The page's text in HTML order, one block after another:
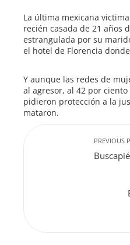
La última mexicana
recién casada de 21 años
estrangulada por su
el hotel de Florencia
Y aunque las redes de
al agresor, al 42 por
pidieron protección a la
mataron.
PREVIOUS